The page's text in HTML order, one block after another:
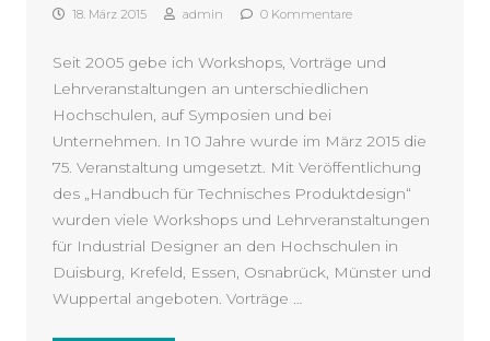
18. März 2015 admin 0 Kommentare
Seit 2005 gebe ich Workshops, Vorträge und
Lehrveranstaltungen an unterschiedlichen
Hochschulen, auf Symposien und bei
Unternehmen. In 10 Jahre wurde im März 2015 die
75. Veranstaltung umgesetzt. Mit Veröffentlichung
des „Handbuch für Technisches Produktdesign“
wurden viele Workshops und Lehrveranstaltungen
für Industrial Designer an den Hochschulen in
Duisburg, Krefeld, Essen, Osnabrück, Münster und
Wuppertal angeboten. Vorträge …